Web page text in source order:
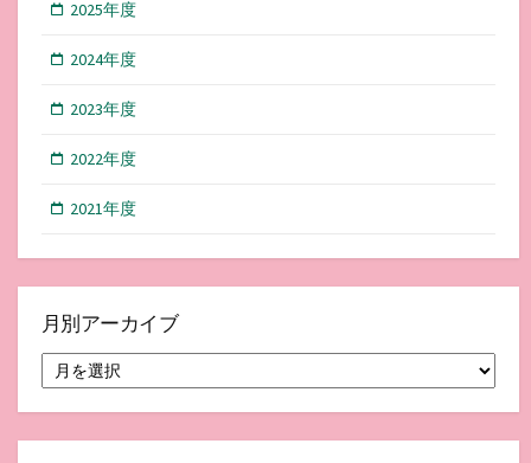
2025年度
2024年度
2023年度
2022年度
2021年度
月別アーカイブ
別
ア